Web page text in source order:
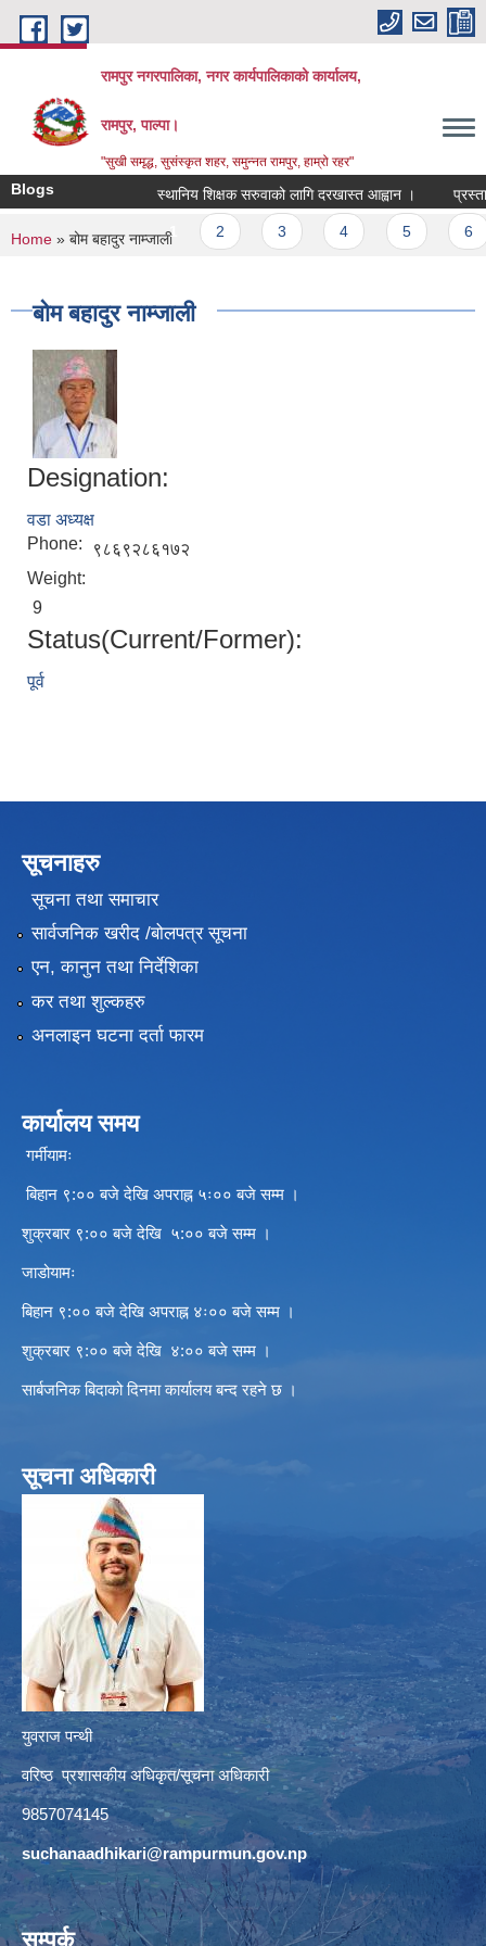
Skip to main content
रामपुर नगरपालिका, नगर कार्यपालिकाको कार्यालय,
रामपुर, पाल्पा।
"सुखी समृद्ध, सुसंस्कृत शहर, समुन्नत रामपुर, हाम्रो रहर"
Blogs स्थानिय शिक्षक सरुवाको लागि दरखास्त आह्वान ।
Pages
1
You are here
Home » बोम बहादुर नाम्जाली
बोम बहादुर नाम्जाली
Designation:
वडा अध्यक्ष
Phone:
९८६९२८६१७२
Weight:
9
Status(Current/Former):
पूर्व
सूचनाहरु
सूचना तथा समाचार
सार्वजनिक खरीद /बोलपत्र सूचना
एन, कानुन तथा निर्देशिका
कर तथा शुल्कहरु
अनलाइन घटना दर्ता फारम
कार्यालय समय
गर्मीयामः
बिहान ९:०० बजे देखि अपराह्न ५ः०० बजे सम्म ।
शुक्रबार ९:०० बजे देखि ५:०० बजे सम्म ।
जाडोयामः
बिहान ९:०० बजे देखि अपराह्न ४ः०० बजे सम्म ।
शुक्रबार ९:०० बजे देखि ४:०० बजे सम्म ।
सार्बजनिक बिदाको दिनमा कार्यालय बन्द रहने छ ।
सूचना अधिकारी
युवराज पन्थी
वरिष्ठ प्रशासकीय अधिकृत/सूचना अधिकारी
9857074145
suchanaadhikari@rampurmun.gov.np
सम्पर्क